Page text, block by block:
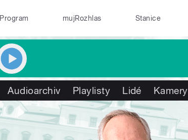
Program mujRozhlas Stanice
Audioarchiv Playlisty Lidé Kamery